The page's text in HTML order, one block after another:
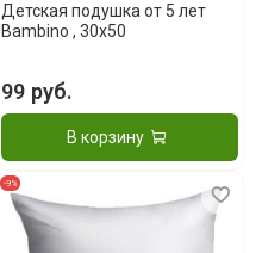
Детская подушка от 5 лет
Bambino , 30x50
99 руб.
В корзину
-9%